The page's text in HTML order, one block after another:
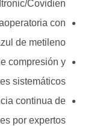
Covidien.
con
de metileno.
compresión y
sistemáticos.
continua de
por expertos.